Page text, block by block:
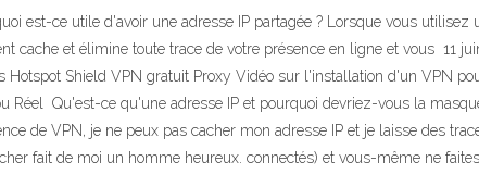
est-ce utile d'avoir une adresse IP partagée ? Lorsque vous
cache et élimine toute trace de votre présence en ligne et vous 11
Hotspot Shield VPN gratuit Proxy Vidéo sur l'installation d'un VPN
Qu'est-ce qu'une adresse IP et pourquoi devriez-vous la
de VPN, je ne peux pas cacher mon adresse IP et je laisse des
fait de moi un homme heureux. connectés) et vous-même ne